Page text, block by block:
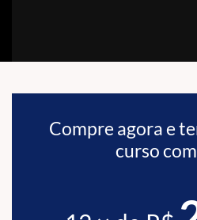
Compre agora e
curso